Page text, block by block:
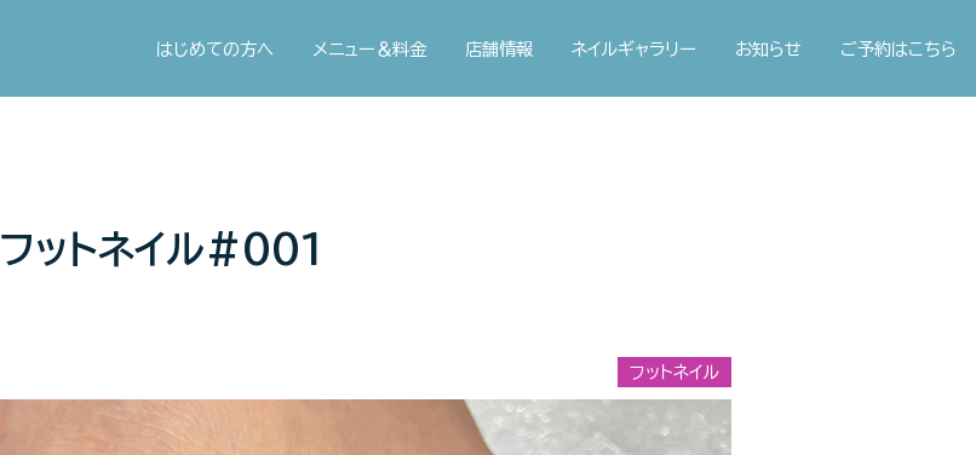
はじめての方へ メニュー＆料金 店舗情報 ネイルギャラリー お知らせ ご予約はこちら
フットネイル#001
フットネイル